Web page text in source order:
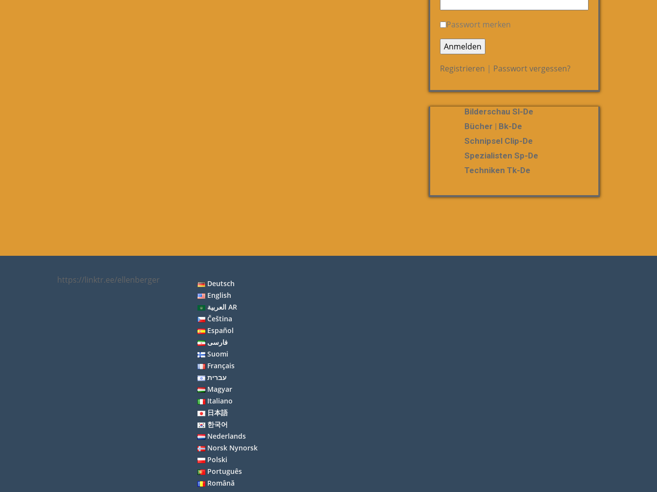
Passwort merken
Registrieren | Passwort vergessen?
Bilderschau Sl-De
Bücher | Bk-De
Schnipsel Clip-De
Spezialisten Sp-De
Techniken Tk-De
https://linktr.ee/ellenberger
Deutsch
English
العربية AR
Čeština
Español
فارسی
Suomi
Français
עברית
Magyar
Italiano
日本語
한국어
Nederlands
Norsk Nynorsk
Polski
Português
Română